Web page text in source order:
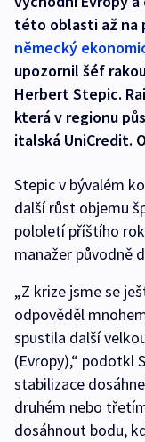
této oblasti až na
německý
upozornil šéf
Herbert Stepic.
která v regionu
italská UniCredit.
Stepic v bývalém
další růst objemu
pololetí příštího
manažer původně
„Z krize jsme se
odpověděl
spustila další
(Evropy),“ podotkl
stabilizace
druhém nebo
dosáhnout bodu,